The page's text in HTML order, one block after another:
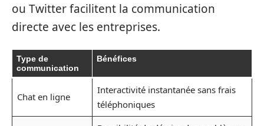
ou Twitter facilitent la communication
directe avec les entreprises.
Type de
communication
Bénéfices
Chat en ligne
Interactivité instantanée sans frais
téléphoniques